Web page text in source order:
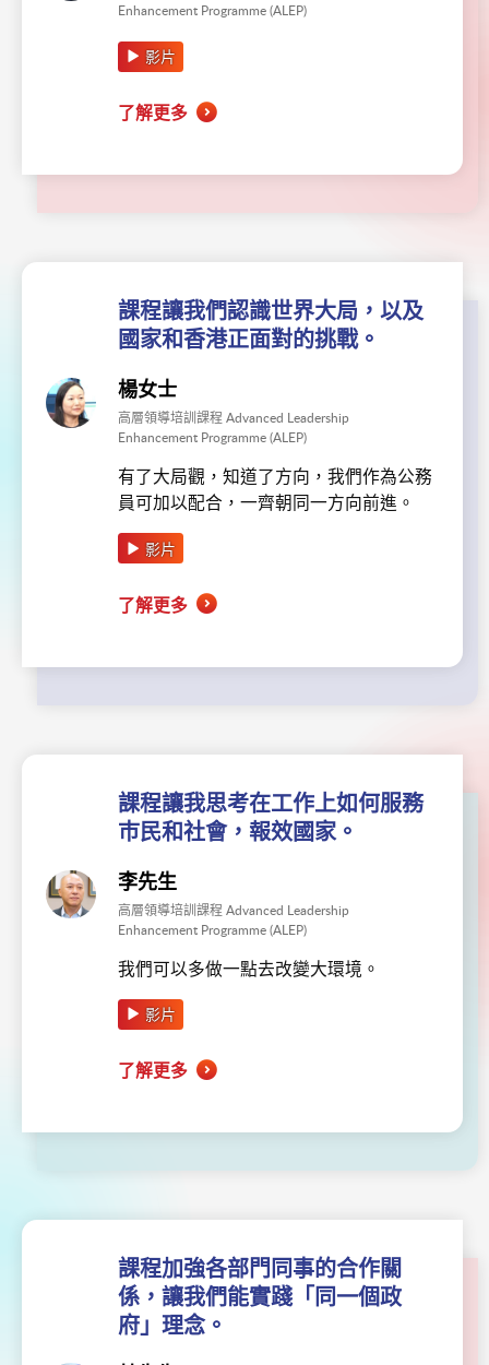
Enhancement Programme (ALEP)
影片
了解更多
課程讓我們認識世界大局，以及
國家和香港正面對的挑戰。
楊女士
高層領導培訓課程 Advanced Leadership
Enhancement Programme (ALEP)
有了大局觀，知道了方向，我們作為公務
員可加以配合，一齊朝同一方向前進。
影片
了解更多
課程讓我思考在工作上如何服務
巿民和社會，報效國家。
李先生
高層領導培訓課程 Advanced Leadership
Enhancement Programme (ALEP)
我們可以多做一點去改變大環境。
影片
了解更多
課程加強各部門同事的合作關
係，讓我們能實踐「同一個政
府」理念。